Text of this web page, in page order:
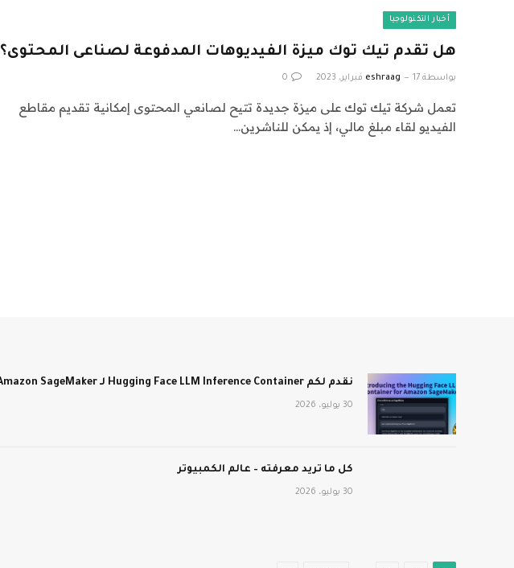
أخبار التكنولوجيا
هل تقدم تيك توك ميزة الفيديوهات المدفوعة لصناعى المحتوى؟
بواسطة eshraag 17 فبراير، 2023 0
تعمل شركة تيك توك على ميزة جديدة تتيح لصانعي المحتوى إمكانية تقديم مقاطع
الفيديو لقاء مبلغ مالي، إذ يمكن للناشرين…
نقدم لكم Hugging Face LLM Inference Container لـ Amazon SageMaker
30 يوليو، 2026
كل ما تريد معرفته – عالم الكمبيوتر
30 يوليو، 2026